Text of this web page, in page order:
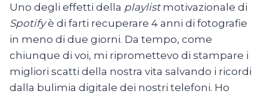
Uno degli effetti della playlist motivazionale di
Spotifyè di farti recuperare 4 anni di fotografie
in meno di due giorni. Da tempo, come
chiunque di voi, mi ripromettevo di stampare i
migliori scatti della nostra vita salvando i ricordi
dalla bulimia digitale dei nostri telefoni. Ho